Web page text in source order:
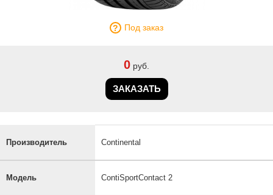
Под заказ
0 руб.
ЗАКАЗАТЬ
Производитель Continental
Модель ContiSportContact 2